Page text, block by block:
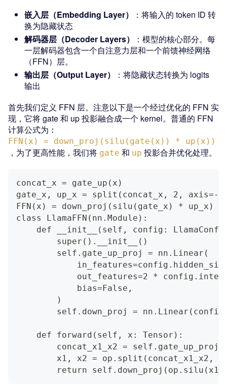
嵌入层（Embedding Layer）
：将输入的 token ID 转
换为隐藏状态
解码器层（Decoder Layers）
：模型的核心部分。每
一层解码器包含一个自注意力层和一个前馈神经网络
（FFN）层。
输出层（Output Layer）
：将隐藏状态转换为 logits
输出
首先我们定义 FFN 层。注意以下是一个经过优化的 FFN 实
现，它将 gate 和 up 投影融合成一个 kernel。普通的 FFN
计算公式为：
FFN(x) = down_proj(silu(gate(x)) * up(x))
，为了更高性能，我们将 gate 和 up 投影合并优化处理。
concat_x = gate_up(x)
gate_x, up_x = split(concat_x, 2, axis=-
FFN(x) = down_proj(silu(gate_x) * up_x)
class LlamaFFN(nn.Module):
def __init__(self, config:
        super().__init__()
        self.gate_up_proj = nn.Linear(
out_features=2 *
            bias=False,
        )
self.down_proj =
    def forward(self, x: Tensor):
concat_x1_x2 =
x1, x2 = op.split(concat_x1_x2,
return self.down_proj(op.silu(x1)